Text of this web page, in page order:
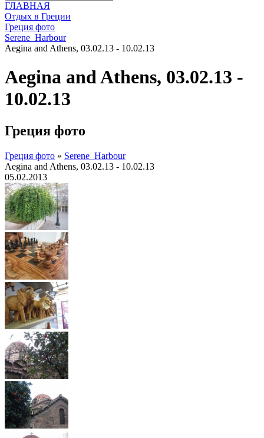
ГЛАВНАЯ
Отдых в Греции
Греция фото
Serene_Harbour
Aegina and Athens, 03.02.13 - 10.02.13
Aegina and Athens, 03.02.13 -
10.02.13
Греция фото
Греция фото » Serene_Harbour
Aegina and Athens, 03.02.13 - 10.02.13
05.02.2013